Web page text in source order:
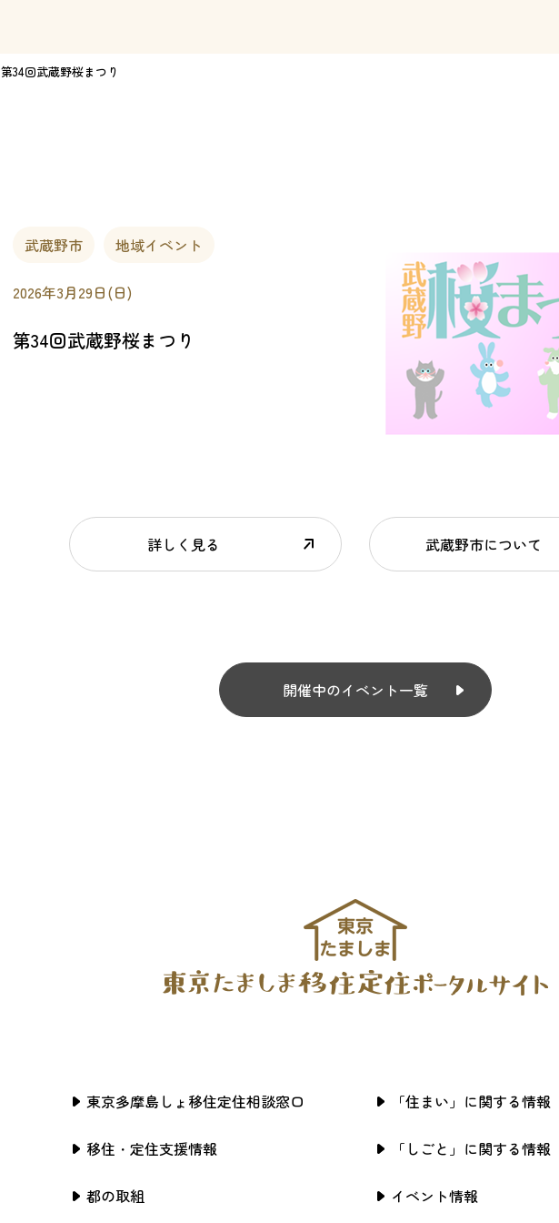
第34回武蔵野桜まつり
武蔵野市 地域イベント
2026年3月29日(日)
第34回武蔵野桜まつり
詳しく見る 武蔵野市について
開催中のイベント一覧
東京多摩島しょ移住定住相談窓口
移住・定住支援情報
都の取組
「住まい」に関する情報
「しごと」に関する情報
イベント情報